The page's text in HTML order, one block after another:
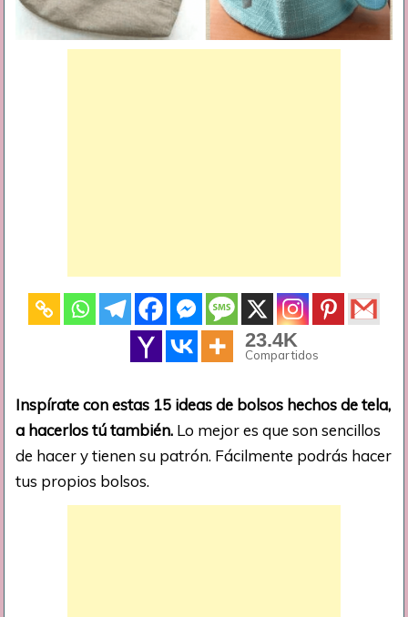
23.4K
Compartidos
Inspírate con estas 15 ideas de bolsos hechos de tela,
a hacerlos tú también. Lo mejor es que son sencillos
de hacer y tienen su patrón. Fácilmente podrás hacer
tus propios bolsos.